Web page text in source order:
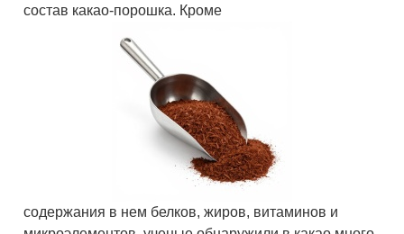
состав какао-порошка. Кроме
содержания в нем белков, жиров, витаминов и